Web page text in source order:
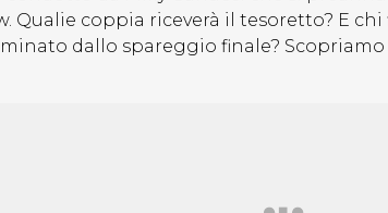
Qualie coppia riceverà il tesoretto? E
dallo spareggio finale?